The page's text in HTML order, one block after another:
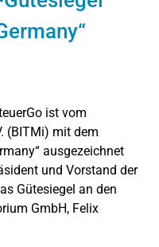
ist vom
(BITMi) mit dem
ausgezeichnet
und Vorstand der
Gütesiegel an den
GmbH, Felix